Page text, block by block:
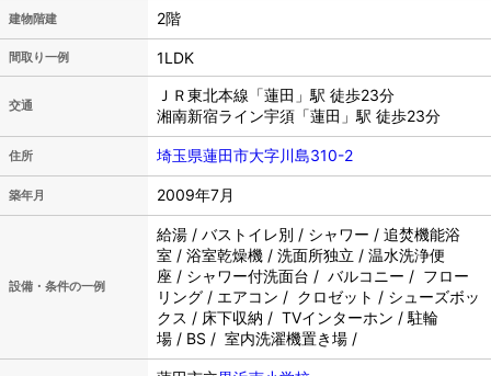
建物階建 2階
間取り一例 1LDK
交通
ＪＲ東北本線「蓮田」駅 徒歩23分
湘南新宿ライン宇須「蓮田」駅 徒歩23分
住所 埼玉県蓮田市大字川島310-2
築年月 2009年7月
設備・条件の一例
給湯 / バストイレ別 / シャワー / 追焚機能浴
室 / 浴室乾燥機 / 洗面所独立 / 温水洗浄便
座 / シャワー付洗面台 / バルコニー / フロー
リング / エアコン / クロゼット / シューズボッ
クス / 床下収納 / TVインターホン / 駐輪
場 / BS / 室内洗濯機置き場 /